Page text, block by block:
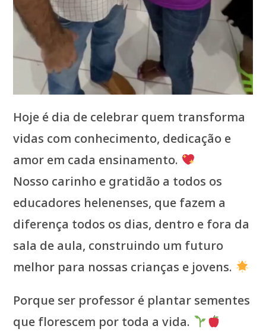
Hoje é dia de celebrar quem transforma
vidas com conhecimento, dedicação e
amor em cada ensinamento.
Nosso carinho e gratidão a todos os
educadores helenenses, que fazem a
diferença todos os dias, dentro e fora da
sala de aula, construindo um futuro
melhor para nossas crianças e jovens.
Porque ser professor é plantar sementes
que florescem por toda a vida.